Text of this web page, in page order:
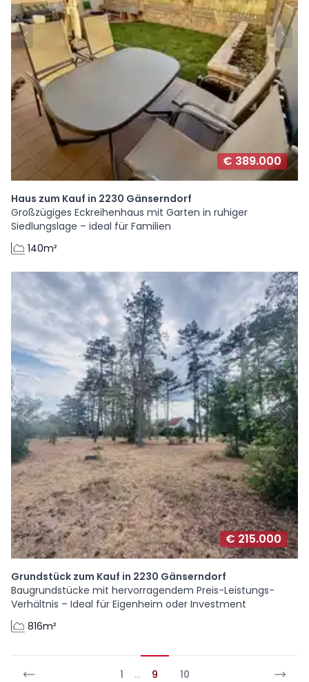
€ 389.000
Haus zum Kauf in 2230 Gänserndorf
Großzügiges Eckreihenhaus mit Garten in ruhiger
Siedlungslage – ideal für Familien
140m²
€ 215.000
Grundstück zum Kauf in 2230 Gänserndorf
Baugrundstücke mit hervorragendem Preis-Leistungs-
Verhältnis – Ideal für Eigenheim oder Investment
816m²
1 … 9 10